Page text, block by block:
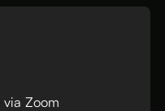
via Zoom